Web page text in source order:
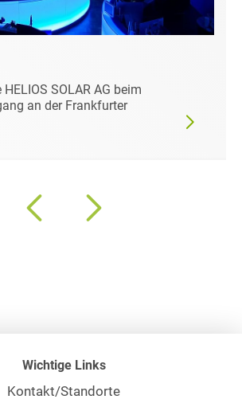
HELIOS SOLAR AG beim
an der Frankfurter
Wichtige Links
Kontakt/Standorte